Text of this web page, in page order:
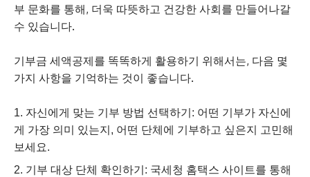
부 문화를 통해, 더욱 따뜻하고 건강한 사회를 만들어나갈
수 있습니다.
기부금 세액공제를 똑똑하게 활용하기 위해서는, 다음 몇
가지 사항을 기억하는 것이 좋습니다.
자신에게 맞는 기부 방법 선택하기: 어떤 기부가 자신에
게 가장 의미 있는지, 어떤 단체에 기부하고 싶은지 고민해
보세요.
기부 대상 단체 확인하기: 국세청 홈택스 사이트를 통해